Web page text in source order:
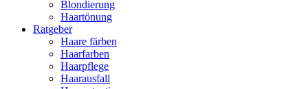
Blondierung
Haartönung
Ratgeber
Haare färben
Haarfarben
Haarpflege
Haarausfall